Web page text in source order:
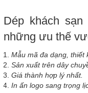
Dép khách
những ưu thế
Mẫu mã đa dạng, thiết
Sản xuất trên dây
Giá thành hợp lý nhất.
In ấn logo sang trọng